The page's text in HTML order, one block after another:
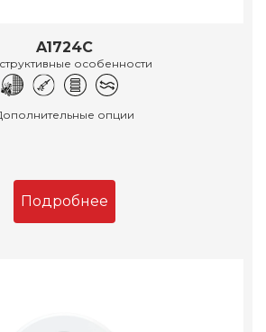
A1724C
особенности
опции
Подробнее